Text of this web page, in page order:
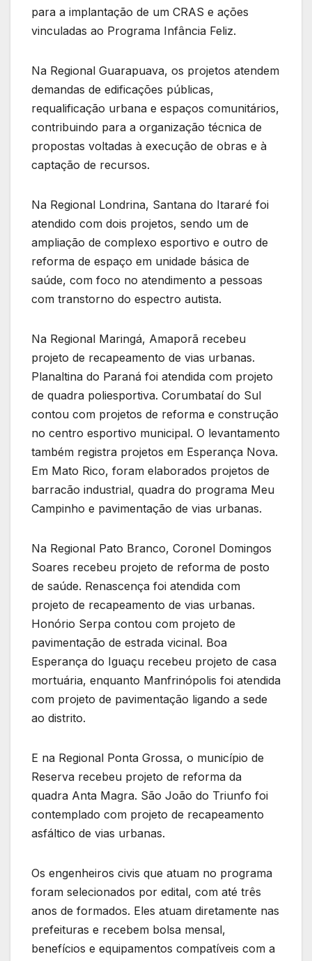
para a implantação de um CRAS e ações
vinculadas ao Programa Infância Feliz.
Na Regional Guarapuava, os projetos atendem
demandas de edificações públicas,
requalificação urbana e espaços comunitários,
contribuindo para a organização técnica de
propostas voltadas à execução de obras e à
captação de recursos.
Na Regional Londrina, Santana do Itararé foi
atendido com dois projetos, sendo um de
ampliação de complexo esportivo e outro de
reforma de espaço em unidade básica de
saúde, com foco no atendimento a pessoas
com transtorno do espectro autista.
Na Regional Maringá, Amaporã recebeu
projeto de recapeamento de vias urbanas.
Planaltina do Paraná foi atendida com projeto
de quadra poliesportiva. Corumbataí do Sul
contou com projetos de reforma e construção
no centro esportivo municipal. O levantamento
também registra projetos em Esperança Nova.
Em Mato Rico, foram elaborados projetos de
barracão industrial, quadra do programa Meu
Campinho e pavimentação de vias urbanas.
Na Regional Pato Branco, Coronel Domingos
Soares recebeu projeto de reforma de posto
de saúde. Renascença foi atendida com
projeto de recapeamento de vias urbanas.
Honório Serpa contou com projeto de
pavimentação de estrada vicinal. Boa
Esperança do Iguaçu recebeu projeto de casa
mortuária, enquanto Manfrinópolis foi atendida
com projeto de pavimentação ligando a sede
ao distrito.
E na Regional Ponta Grossa, o município de
Reserva recebeu projeto de reforma da
quadra Anta Magra. São João do Triunfo foi
contemplado com projeto de recapeamento
asfáltico de vias urbanas.
Os engenheiros civis que atuam no programa
foram selecionados por edital, com até três
anos de formados. Eles atuam diretamente nas
prefeituras e recebem bolsa mensal,
benefícios e equipamentos compatíveis com a